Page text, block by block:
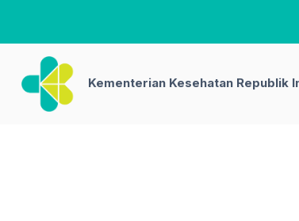
Kementerian Kesehatan Republik